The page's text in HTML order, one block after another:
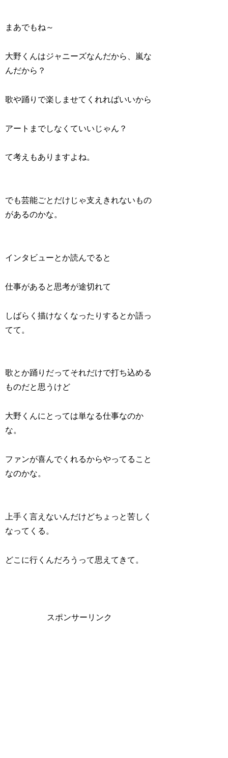
まあでもね～
大野くんはジャニーズなんだから、嵐な
んだから？
歌や踊りで楽しませてくれればいいから
アートまでしなくていいじゃん？
て考えもありますよね。
でも芸能ごとだけじゃ支えきれないもの
があるのかな。
インタビューとか読んでると
仕事があると思考が途切れて
しばらく描けなくなったりするとか語っ
てて。
歌とか踊りだってそれだけで打ち込める
ものだと思うけど
大野くんにとっては単なる仕事なのか
な。
ファンが喜んでくれるからやってること
なのかな。
上手く言えないんだけどちょっと苦しく
なってくる。
どこに行くんだろうって思えてきて。
スポンサーリンク